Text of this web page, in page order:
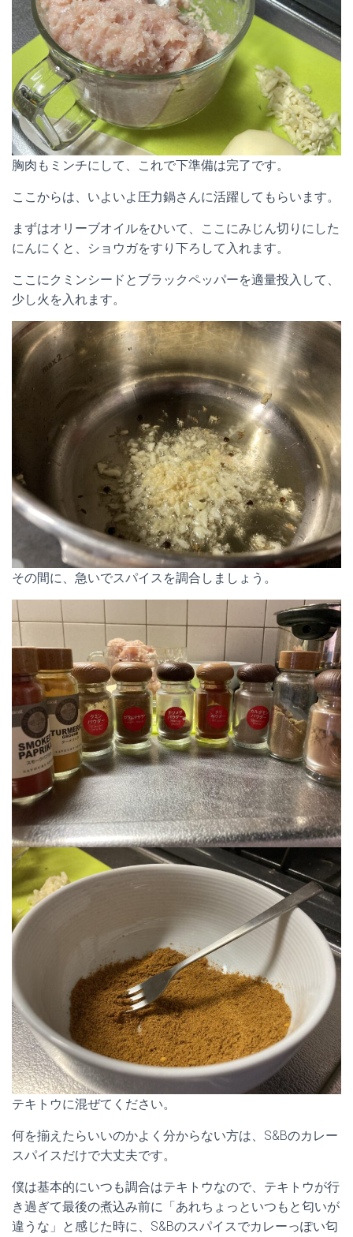
胸肉もミンチにして、これで下準備は完了です。
ここからは、いよいよ圧力鍋さんに活躍してもらいます。
まずはオリーブオイルをひいて、ここにみじん切りにした
にんにくと、ショウガをすり下ろして入れます。
ここにクミンシードとブラックペッパーを適量投入して、
少し火を入れます。
その間に、急いでスパイスを調合しましょう。
テキトウに混ぜてください。
何を揃えたらいいのかよく分からない方は、S&Bのカレー
スパイスだけで大丈夫です。
僕は基本的にいつも調合はテキトウなので、テキトウが行
き過ぎて最後の煮込み前に「あれちょっといつもと匂いが
違うな」と感じた時に、S&Bのスパイスでカレーっぽい匂